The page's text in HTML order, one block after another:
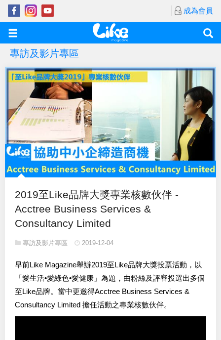
成為會員
專訪及影片專區
2019至Like品牌大獎專業核數伙伴 -
Acctree Business Services &
Consultancy Limited
專訪及影片專區 2019-12-04
早前Like Magazine舉辦2019至Like品牌大獎投票活動，以
「愛生活•愛綠色•愛健康」為題，由粉絲及評審投選出多個
至Like品牌。當中更邀得Acctree Business Services &
Consultancy Limited 擔任活動之專業核數伙伴。